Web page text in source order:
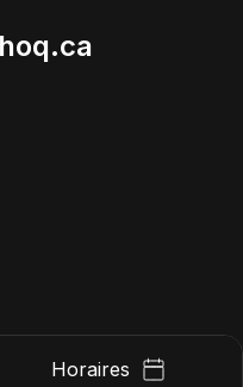
Horaires